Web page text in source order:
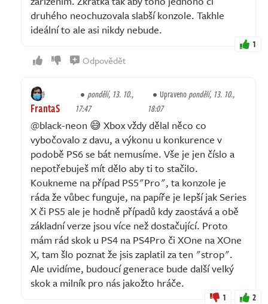
druhého neochuzovala slabší konzole. Takhle
ideální to ale asi nikdy nebude.
1
Odpovědět
FrantaS
pondělí, 13. 10.,
17:47
Upravenopondělí, 13. 10.,
18:07
@black-neon 😅 Xbox vždy dělal něco co
vybočovalo z davu, a výkonu u konkurence v
podobě PS6 se bát nemusíme. Vše je jen číslo a
nepotřebuješ mít dělo aby ti to stačilo.
Koukneme na případ PS5"Pro", ta konzole je
ráda že vůbec funguje, na papíře je lepší jak Series
X či PS5 ale je hodně případů kdy zaostává a obě
základní verze jsou více než dostačující. Proto
mám rád skok u PS4 na PS4Pro či XOne na XOne
X, tam šlo poznat že jsis zaplatil za ten "strop".
Ale uvidíme, budoucí generace bude další velký
skok a milník pro nás jakožto hráče.
1 2